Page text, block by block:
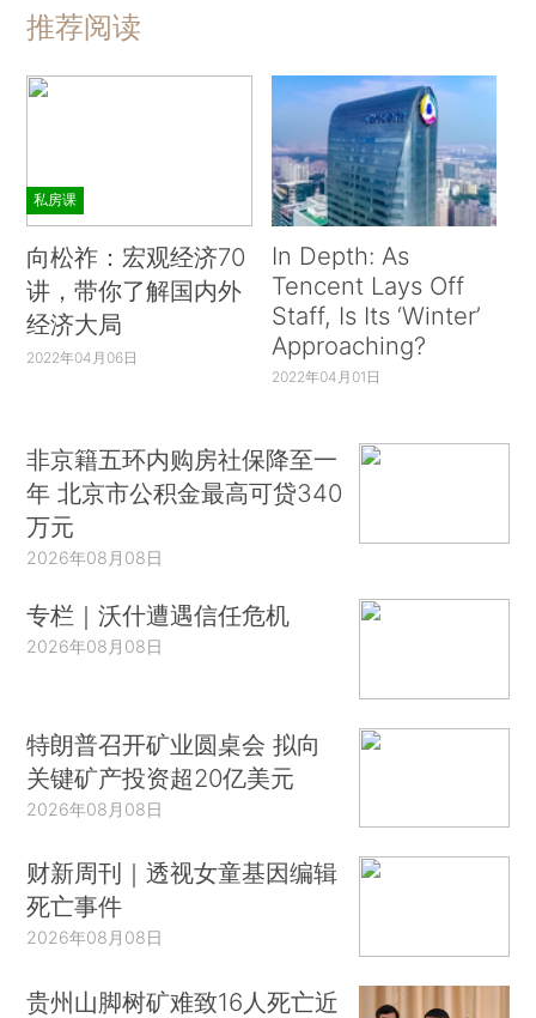
推荐阅读
私房课
向松祚：宏观经济70
讲，带你了解国内外
经济大局
2022年04月06日
In Depth: As
Tencent Lays Off
Staff, Is Its ‘Winter’
Approaching?
2022年04月01日
非京籍五环内购房社保降至一
年 北京市公积金最高可贷340
万元
2026年08月08日
专栏｜沃什遭遇信任危机
2026年08月08日
特朗普召开矿业圆桌会 拟向
关键矿产投资超20亿美元
2026年08月08日
财新周刊｜透视女童基因编辑
死亡事件
2026年08月08日
贵州山脚树矿难致16人死亡近